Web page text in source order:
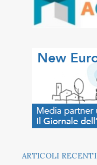
ARTICOLI RECENTI